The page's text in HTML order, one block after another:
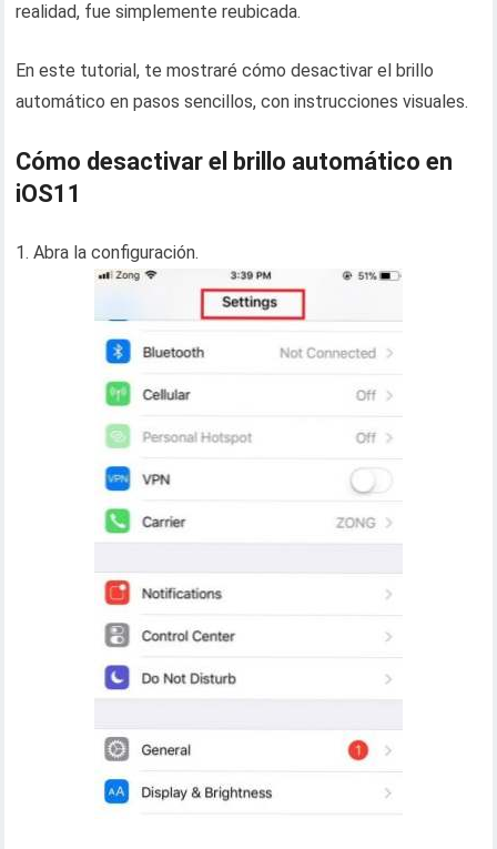
realidad, fue simplemente reubicada.
En este tutorial, te mostraré cómo desactivar el brillo
automático en pasos sencillos, con instrucciones visuales.
Cómo desactivar el brillo automático en
iOS11
1. Abra la configuración.